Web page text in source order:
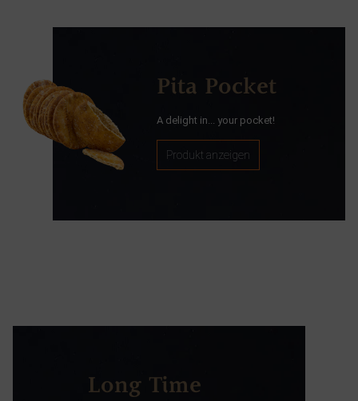
Pita Pocket
A delight in... your pocket!
Produkt anzeigen
Long Time